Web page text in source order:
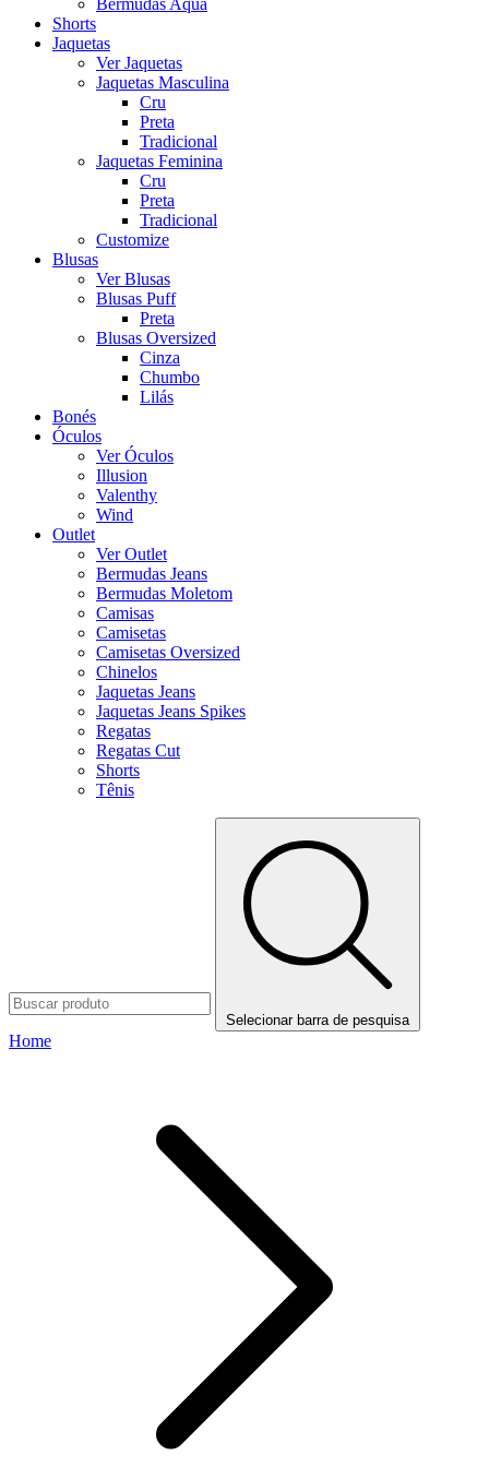
Bermudas Aqua
Shorts
Jaquetas
Ver Jaquetas
Jaquetas Masculina
Cru
Preta
Tradicional
Jaquetas Feminina
Cru
Preta
Tradicional
Customize
Blusas
Ver Blusas
Blusas Puff
Preta
Blusas Oversized
Cinza
Chumbo
Lilás
Bonés
Óculos
Ver Óculos
Illusion
Valenthy
Wind
Outlet
Ver Outlet
Bermudas Jeans
Bermudas Moletom
Camisas
Camisetas
Camisetas Oversized
Chinelos
Jaquetas Jeans
Jaquetas Jeans Spikes
Regatas
Regatas Cut
Shorts
Tênis
Selecionar barra de pesquisa
Home